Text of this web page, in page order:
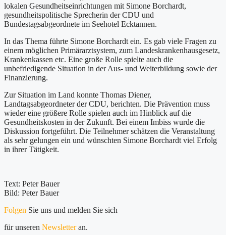
lokalen Gesundheitseinrichtungen mit Simone Borchardt,
gesundheitspolitische Sprecherin der CDU und
Bundestagsabgeordnete im Seehotel Ecktannen.
In das Thema führte Simone Borchardt ein. Es gab viele Fragen zu
einem möglichen Primärarztsystem, zum Landeskrankenhausgesetz,
Krankenkassen etc. Eine große Rolle spielte auch die
unbefriedigende Situation in der Aus- und Weiterbildung sowie der
Finanzierung.
Zur Situation im Land konnte Thomas Diener,
Landtagsabgeordneter der CDU, berichten. Die Prävention muss
wieder eine größere Rolle spielen auch im Hinblick auf die
Gesundheitskosten in der Zukunft. Bei einem Imbiss wurde die
Diskussion fortgeführt. Die Teilnehmer schätzen die Veranstaltung
als sehr gelungen ein und wünschten Simone Borchardt viel Erfolg
in ihrer Tätigkeit.
Text: Peter Bauer
Bild: Peter Bauer
Folgen Sie uns und melden Sie sich
für unseren Newsletteran.